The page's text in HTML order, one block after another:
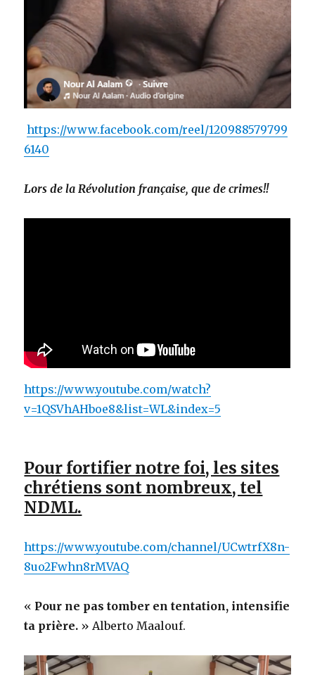
https://www.facebook.com/reel/120988579799
6140
Lors de la Révolution française, que de crimes!!
https://www.youtube.com/watch?
v=1QSVhAHboe8&list=WL&index=5
Pour fortifier notre foi, les sites
chrétiens sont nombreux, tel
NDML.
https://www.youtube.com/channel/UCwtrfX8n-
8uo2Fwhn8rMVAQ
« Pour ne pas tomber en tentation, intensifie
ta prière. » Alberto Maalouf.